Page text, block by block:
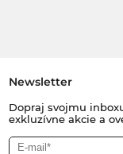
Newsletter
Dopraj svojmu
exkluzívne akcie a